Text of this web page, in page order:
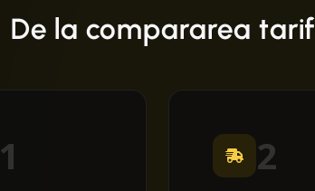
De la compararea
1 2